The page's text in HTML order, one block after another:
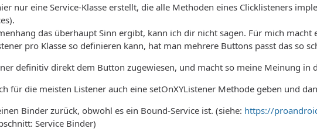
nur eine Service-Klasse erstellt, die alle Methoden eines Clicklisteners
das überhaupt Sinn ergibt, kann ich dir nicht sagen. Für mich macht
pro Klasse so definieren kann, hat man mehrere Buttons passt das so
definitiv direkt dem Button zugewiesen, und macht so meine Meinung in
für die meisten Listener auch eine setOnXYListener Methode geben und
Binder zurück, obwohl es ein Bound-Service ist. (siehe: https://
Service Binder)